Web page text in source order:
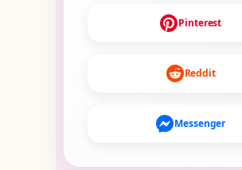
Pinterest
Reddit
Messenger